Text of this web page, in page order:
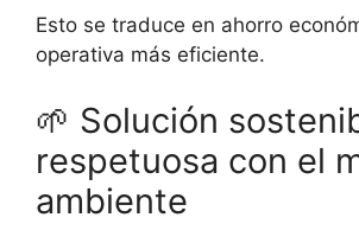
Esto se traduce en ahorro
operativa más eficiente.
🌱 Solución
respetuosa con el
ambiente